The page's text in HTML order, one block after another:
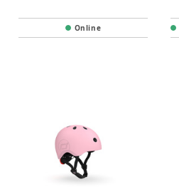
Online